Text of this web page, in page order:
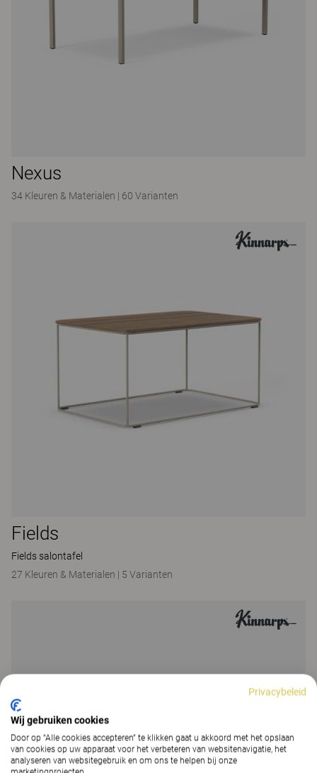
Nexus
34 Kleuren & Materialen | 60 Varianten
Fields
Fields salontafel
27 Kleuren & Materialen | 5 Varianten
Privacybeleid
Wij gebruiken cookies
Door op “Alle cookies accepteren” te klikken gaat u akkoord met het opslaan
van cookies op uw apparaat voor het verbeteren van websitenavigatie, het
analyseren van websitegebruik en om ons te helpen bij onze